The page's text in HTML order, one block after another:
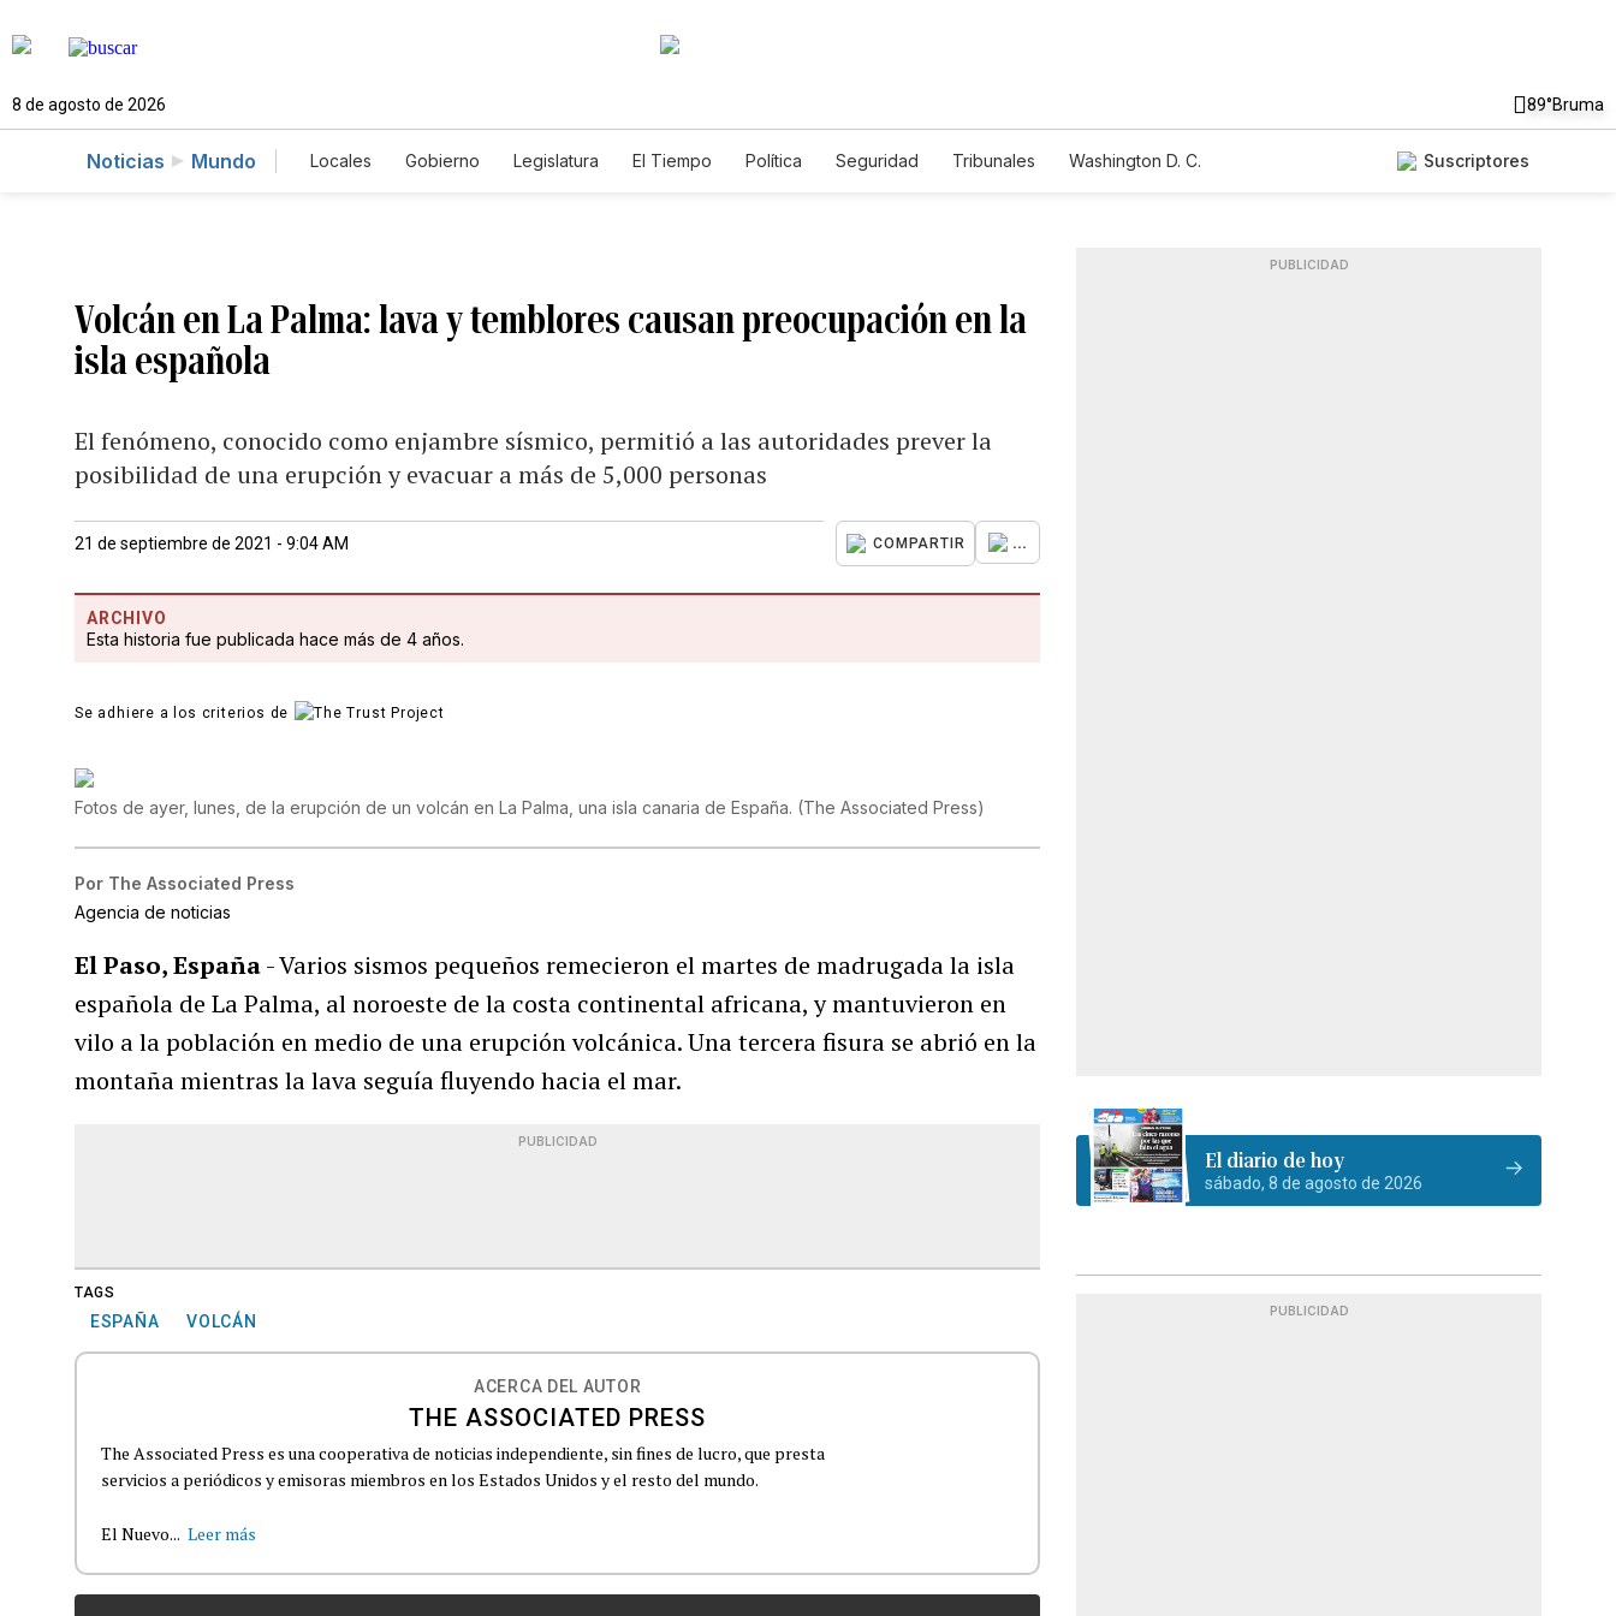
8 de agosto de 2026 89°Bruma
Noticias Mundo Locales Gobierno Legislatura El Tiempo Política Seguridad Tribunales
Washington D. C.
Suscriptores
Volcán en La Palma: lava y temblores causan preocupación en la
isla española
El fenómeno, conocido como enjambre sísmico, permitió a las autoridades prever la
posibilidad de una erupción y evacuar a más de 5,000 personas
21 de septiembre de 2021 - 9:04 AM COMPARTIR ...
ARCHIVO
Esta historia fue publicada hace más de 4 años.
Se adhiere a los criterios de
Fotos de ayer, lunes, de la erupción de un volcán en La Palma, una isla canaria de España. (The Associated Press)
Por The Associated Press
Agencia de noticias
El Paso, España- Varios sismos pequeños remecieron el martes de madrugada la isla
española de La Palma, al noroeste de la costa continental africana, y mantuvieron en
vilo a la población en medio de una erupción volcánica. Una tercera fisura se abrió en la
montaña mientras la lava seguía fluyendo hacia el mar.
PUBLICIDAD
TAGS
ESPAÑA VOLCÁN
ACERCA DEL AUTOR
THE ASSOCIATED PRESS
The Associated Press es una cooperativa de noticias independiente, sin fines de lucro, que presta
servicios a periódicos y emisoras miembros en los Estados Unidos y el resto del mundo.
El Nuevo... Leer más
PUBLICIDAD
El diario de hoy
sábado, 8 de agosto de 2026
PUBLICIDAD